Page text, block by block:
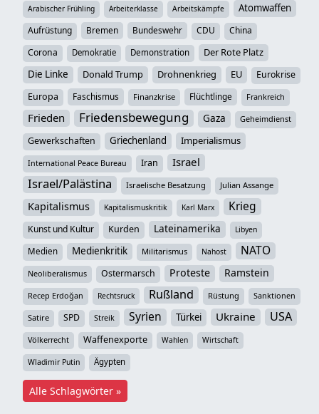
Arabischer Frühling Arbeiterklasse Arbeitskämpfe Atomwaffen
Aufrüstung Bremen Bundeswehr CDU
China
Corona
Demokratie Demonstration
Der Rote Platz
Die Linke
Donald Trump Drohnenkrieg EU
Eurokrise
Europa
Faschismus Finanzkrise Flüchtlinge Frankreich
Frieden Friedensbewegung Gaza Geheimdienst
Gewerkschaften Griechenland Imperialismus
International Peace Bureau Iran Israel
Israel/Palästina Israelische Besatzung Julian Assange
Kapitalismus Kapitalismuskritik Karl Marx Krieg
Kunst und Kultur Kurden Lateinamerika Libyen
Medien Medienkritik Militarismus Nahost NATO
Neoliberalismus Ostermarsch Proteste Ramstein
Recep Erdoğan Rechtsruck Rußland Rüstung Sanktionen
Satire SPD Streik Syrien Türkei Ukraine USA
Völkerrecht Waffenexporte Wahlen Wirtschaft
Wladimir Putin Ägypten
Alle Schlagwörter »